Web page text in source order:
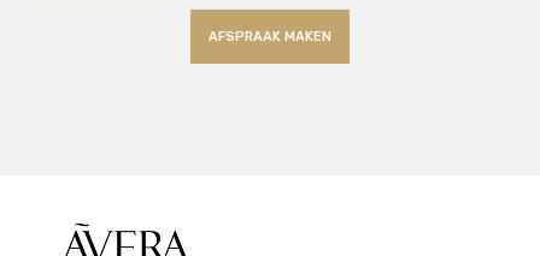
AFSPRAAK MAKEN